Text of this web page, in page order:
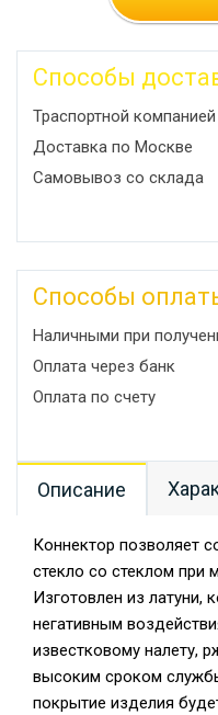
Способы
Траспортной компанией
Доставка по Москве
Самовывоз со склада
Способы
Наличными при
Оплата через банк
Оплата по счету
Описание
Коннектор позволяет
стекло со стеклом при
Изготовлен из латуни,
негативным
известковому налету,
высоким сроком
покрытие изделия